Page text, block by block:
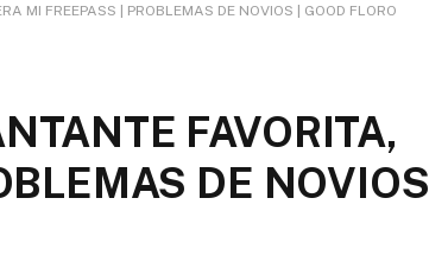
MI FREEPASS | PROBLEMAS DE NOVIOS | GOOD FLORO
FAVORITA,
DE NOVIOS |